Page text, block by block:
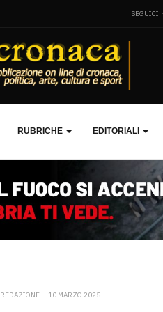
SEGUICI
RUBRICHE EDITORIALI
REDAZIONE 10 MARZO 2025